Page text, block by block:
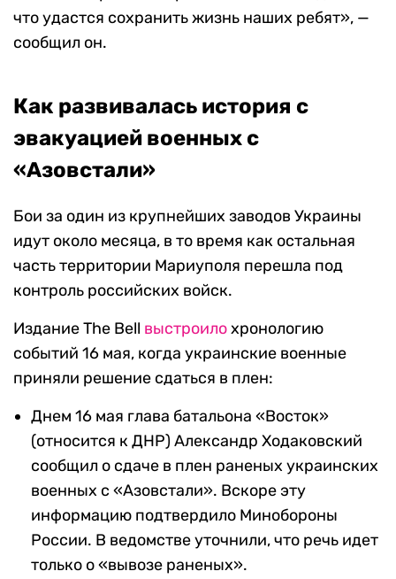
что удастся сохранить жизнь наших ребят», —
сообщил он.
Как развивалась история с
эвакуацией военных с
«Азовстали»
Бои за один из крупнейших заводов Украины
идут около месяца, в то время как остальная
часть территории Мариуполя перешла под
контроль российских войск.
Издание The Bell выстроилохронологию
событий 16 мая, когда украинские военные
приняли решение сдаться в плен:
Днем 16 мая глава батальона «Восток»
(относится к ДНР) Александр Ходаковский
сообщил о сдаче в плен раненых украинских
военных с «Азовстали». Вскоре эту
информацию подтвердило Минобороны
России. В ведомстве уточнили, что речь идет
только о «вывозе раненых».